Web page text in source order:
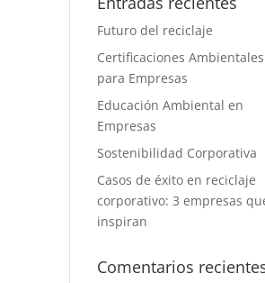
Futuro del reciclaje
Certificaciones Ambientales
para Empresas
Educación Ambiental en
Empresas
Sostenibilidad Corporativa
Casos de éxito en reciclaje
corporativo: 3 empresas
inspiran
Comentarios